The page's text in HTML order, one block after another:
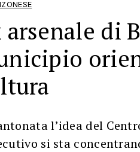
arsenale di
l’idea del
si sta